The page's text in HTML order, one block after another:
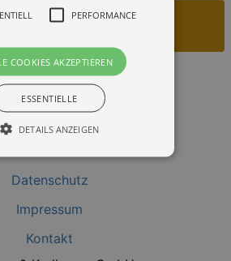
Datenschutz
Impressum
Kontakt
PERFORMANCE
COOKIES AKZEPTIEREN
ESSENTIELLE
DETAILS ANZEIGEN
werden für die
Funktionen unserer Webseite
Beispiel für das Login in Ihren